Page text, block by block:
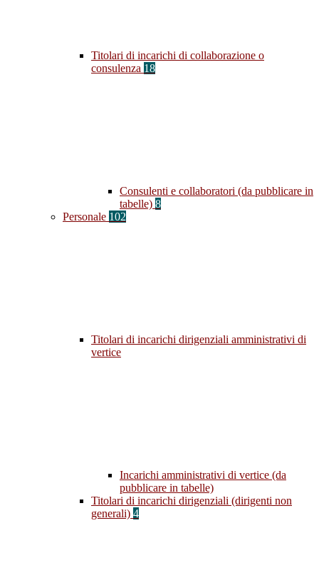
Titolari di incarichi di collaborazione o
consulenza 18
Consulenti e collaboratori (da pubblicare in
tabelle) 8
Personale 102
Titolari di incarichi dirigenziali amministrativi di
vertice
Incarichi amministrativi di vertice (da
pubblicare in tabelle)
Titolari di incarichi dirigenziali (dirigenti non
generali) 4